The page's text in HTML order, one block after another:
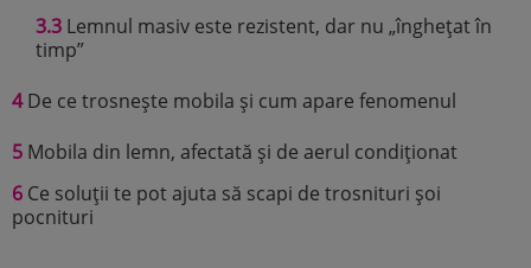
3.3 Lemnul masiv este rezistent, dar nu „înghețat în
timp”
4De ce trosnește mobila și cum apare fenomenul
5 Mobila din lemn, afectată și de aerul condiționat
6 Ce soluții te pot ajuta să scapi de trosnituri șoi
pocnituri